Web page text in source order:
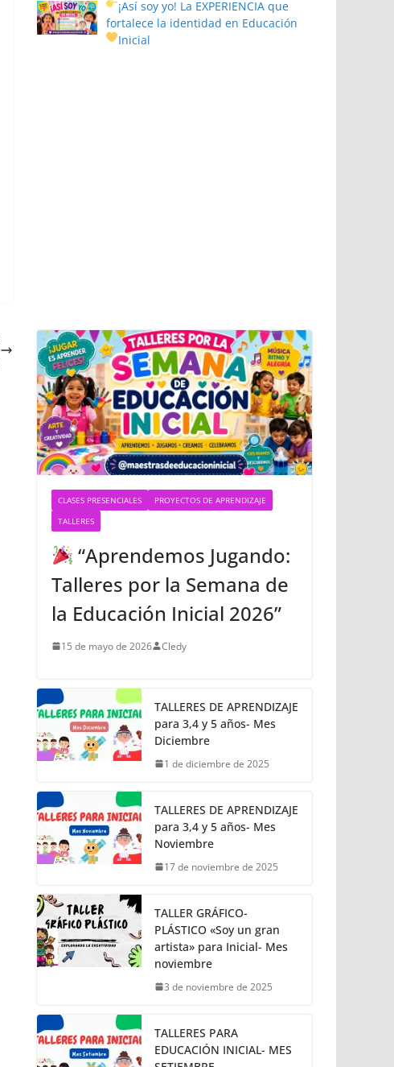
¡Así soy yo! La EXPERIENCIA que
fortalece la identidad en Educación
Inicial
CLASES PRESENCIALES
PROYECTOS DE APRENDIZAJE
TALLERES
“Aprendemos Jugando:
Talleres por la Semana de
la Educación Inicial 2026”
15 de mayo de 2026 Cledy
TALLERES DE APRENDIZAJE
para 3,4 y 5 años- Mes
Diciembre
1 de diciembre de 2025
TALLERES DE APRENDIZAJE
para 3,4 y 5 años- Mes
Noviembre
17 de noviembre de 2025
TALLER GRÁFICO-
PLÁSTICO «Soy un gran
artista» para Inicial- Mes
noviembre
3 de noviembre de 2025
TALLERES PARA
EDUCACIÓN INICIAL- MES